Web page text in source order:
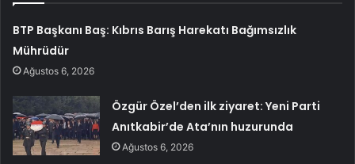
BTP Başkanı Baş: Kıbrıs Barış Harekatı Bağımsızlık
Mührüdür
Ağustos 6, 2026
Özgür Özel’den ilk ziyaret: Yeni Parti
Anıtkabir’de Ata’nın huzurunda
Ağustos 6, 2026